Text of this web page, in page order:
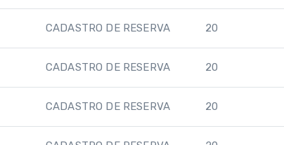
CADASTRO DE RESERVA 20
CADASTRO DE RESERVA 20
CADASTRO DE RESERVA 20